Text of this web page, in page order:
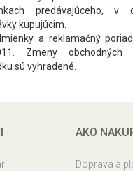
predávajúceho, v
kupujúcim.
a reklamačný
Zmeny obchodných
sú vyhradené.
AKO
Doprava a